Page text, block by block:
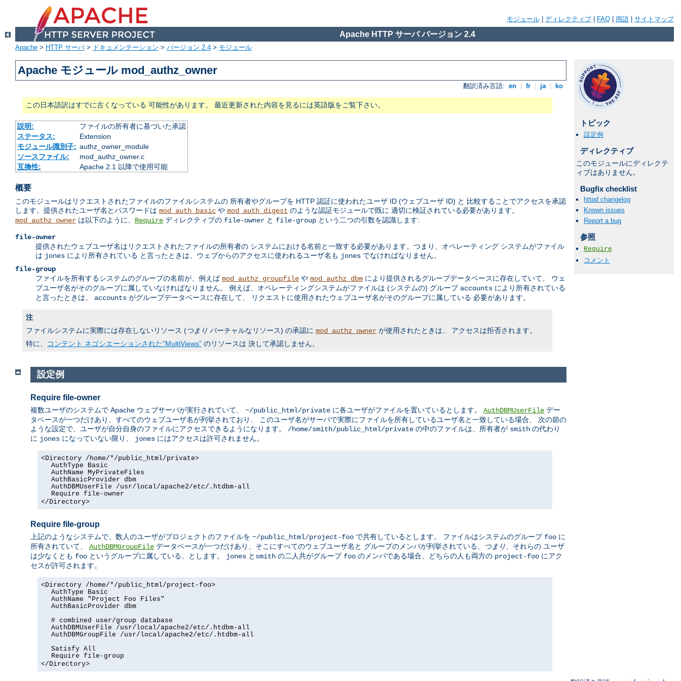
モジュール ディレクティブ FAQ 用語 サイトマップ
Apache HTTP サーバ バージョン 2.4
Apache > HTTP サーバ> ドキュメンテーション > バージョン 2.4 > モジュール
Apache モジュール mod_authz_owner
翻訳済み言語: en fr ja ko
この日本語訳はすでに古くなっている 可能性があります。 最近更新された内容を見るには英語版をご覧下さい。
説明:
ファイルの所有者に基づいた承認
ステータス:
Extension
モジュール識別子: authz_owner_module
ソースファイル:
mod_authz_owner.c
互換性:
Apache 2.1 以降で使用可能
概要
このモジュールはリクエストされたファイルのファイルシステムの 所有者やグループを HTTP 認証に使われたユーザ ID (ウェブユーザ ID) と 比較することでアクセスを承認
します。提供されたユーザ名とパスワードは mod_auth_basic や mod_auth_digest のような認証モジュールで既に 適切に検証されている必要があります。
mod_authz_owner は以下のように、 Require ディレクティブの file-owner と file-group という二つの引数を認識します:
file-owner
提供されたウェブユーザ名はリクエストされたファイルの所有者の システムにおける名前と一致する必要があります。つまり、オペレーティング システムがファイル
は jones により所有されている と言ったときは、ウェブからのアクセスに使われるユーザ名も jones でなければなりません。
file-group
ファイルを所有するシステムのグループの名前が、例えばmod_authz_groupfile や mod_authz_dbm により提供されるグループデータベースに存在していて、 ウェ
ブユーザ名がそのグループに属していなければなりません。 例えば、オペレーティングシステムがファイルは (システムの) グループ accounts により所有されている
と言ったときは、 accounts がグループデータベースに存在して、 リクエストに使用されたウェブユーザ名がそのグループに属している 必要があります。
注
ファイルシステムに実際には存在しないリソース (つまり バーチャルなリソース) の承認に mod_authz_owner が使用されたときは、 アクセスは拒否されます。
特に、
コンテント ネゴシエーションされた"MultiViews" のリソースは 決して承認しません。
トピック
設定例
ディレクティブ
このモジュールにディレクテ
ィブはありません。
Bugfix checklist
httpd changelog
Known issues
Report a bug
参照
Require
コメント
設定例
Require file-owner
複数ユーザのシステムで Apache ウェブサーバが実行されていて、 ~/public_html/private に各ユーザがファイルを置いているとします。 AuthDBMUserFile デー
タベースが一つだけあり、すべてのウェブユーザ名が列挙されており、 このユーザ名がサーバで実際にファイルを所有しているユーザ名と一致している場合、 次の節の
ような設定で、ユーザが自分自身のファイルにアクセスできるようになります。 /home/smith/public_html/private の中のファイルは、所有者が smith の代わり
に jones になっていない限り、 jones にはアクセスは許可されません。
<Directory /home/*/public_html/private>
AuthType Basic
AuthName MyPrivateFiles
AuthBasicProvider dbm
AuthDBMUserFile /usr/local/apache2/etc/.htdbm-all
Require file-owner
</Directory>
Require file-group
上記のようなシステムで、数人のユーザがプロジェクトのファイルを ~/public_html/project-foo で共有しているとします。 ファイルはシステムのグループ foo に
所有されていて、 AuthDBMGroupFile データベースが一つだけあり、そこにすべてのウェブユーザ名と グループのメンバが列挙されている、 つまり、それらの ユーザ
は少なくとも foo というグループに属している、とします。 jones と smith の二人共がグループ foo のメンバである場合、どちらの人も両方の project-foo にアク
セスが許可されます。
<Directory /home/*/public_html/project-foo>
AuthType Basic
AuthName "Project Foo Files"
AuthBasicProvider dbm
# combined user/group database
AuthDBMUserFile /usr/local/apache2/etc/.htdbm-all
AuthDBMGroupFile /usr/local/apache2/etc/.htdbm-all
Satisfy All
Require file-group
</Directory>